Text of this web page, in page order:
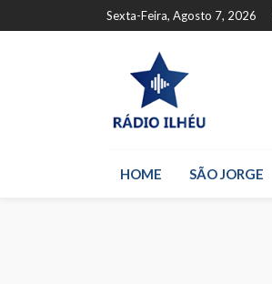
Sexta-Feira, Agosto 7, 2026
HOME SÃO JORGE